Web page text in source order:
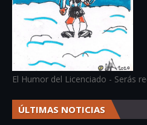
El Humor del Licenciado - Serás
ÚLTIMAS NOTICIAS